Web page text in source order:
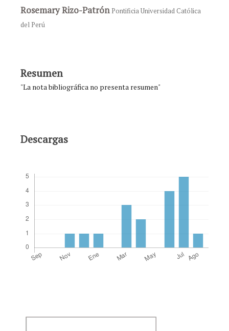
Rosemary Rizo-Patrón Pontificia Universidad Católica
del Perú
Resumen
"La nota bibliográfica no presenta resumen"
Descargas